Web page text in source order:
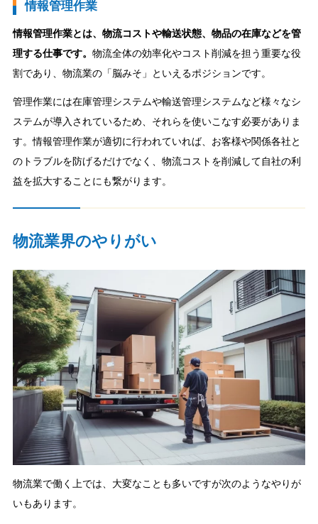
情報管理作業
情報管理作業とは、物流コストや輸送状態、物品の在庫などを管
理する仕事です。 物流全体の効率化やコスト削減を担う重要な役
割であり、物流業の「脳みそ」といえるポジションです。
管理作業には在庫管理システムや輸送管理システムなど様々なシ
ステムが導入されているため、それらを使いこなす必要がありま
す。情報管理作業が適切に行われていれば、お客様や関係各社と
のトラブルを防げるだけでなく、物流コストを削減して自社の利
益を拡大することにも繋がります。
物流業界のやりがい
物流業で働く上では、大変なことも多いですが次のようなやりが
いもあります。